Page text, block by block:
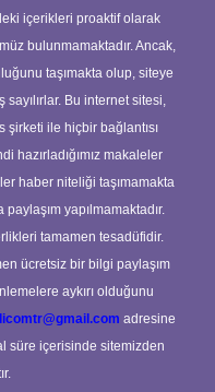
içerikleri proaktif olarak
bulunmamaktadır. Ancak,
taşımakta olup, siteye
Bu internet sitesi,
şirketi ile hiçbir bağlantısı
hazırladığımız makaleler
haber niteliği taşımamakta
yapılmamaktadır.
tamamen tesadüfidir.
ücretsiz bir bilgi paylaşım
aykırı olduğunu
adresine
süre içerisinde sitemizden